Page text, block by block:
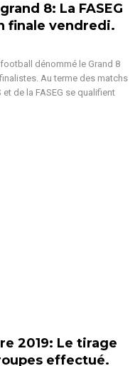
8: La FASEG
finale vendredi.
dénommé le Grand 8
Au terme des matchs
de la FASEG se qualifient
2019: Le tirage
effectué.